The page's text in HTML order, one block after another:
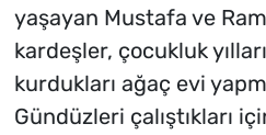
yaşayan Mustafa ve
kardeşler, çocukluk
kurdukları ağaç evi
Gündüzleri çalıştıkları